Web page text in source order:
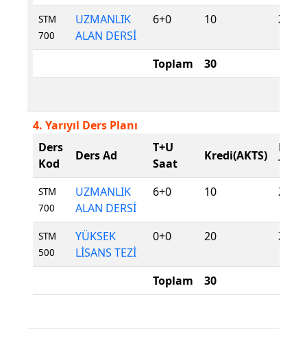
STM
700
UZMANLIK
ALAN DERSİ
6+0 10
Toplam 30
4. Yarıyıl Ders Planı
Ders
Kod
Ders Ad
T+U
Saat
Kredi(AKTS)
Ders
Tür
STM
700
UZMANLIK
ALAN DERSİ
6+0 10
STM
500
YÜKSEK
LİSANS TEZİ
0+0 20
Toplam 30